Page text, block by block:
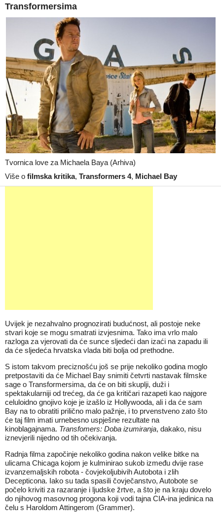
Transformersima
Tvornica love za Michaela Baya (Arhiva)
Više o filmska kritika, Transformers 4, Michael Bay
Uvijek je nezahvalno prognozirati budućnost, ali postoje neke
stvari koje se mogu smatrati izvjesnima. Tako ima vrlo malo
razloga za vjerovati da će sunce sljedeći dan izaći na zapadu ili
da će sljedeća hrvatska vlada biti bolja od prethodne.
S istom takvom preciznošću još se prije nekoliko godina moglo
pretpostaviti da će Michael Bay snimiti četvrti nastavak filmske
sage o Transformersima, da će on biti skuplji, duži i
spektakularniji od trećeg, da će ga kritičari razapeti kao najgore
celuloidno gnojivo koje je izašlo iz Hollywooda, ali i da će sam
Bay na to obratiti prilično malo pažnje, i to prvenstveno zato što
će taj film imati urnebesno uspješne rezultate na
kinoblagajnama. Transfomers: Doba izumiranja, dakako, nisu
iznevjerili nijedno od tih očekivanja.
Radnja filma započinje nekoliko godina nakon velike bitke na
ulicama Chicaga kojom je kulminirao sukob između dvije rase
izvanzemaljskih robota - čovjekoljubivih Autobota i zlih
Decepticona. Iako su tada spasili čovječanstvo, Autobote se
počelo kriviti za razaranje i ljudske žrtve, a što je na kraju dovelo
do njihovog masovnog progona koji vodi tajna CIA-ina jedinica na
čelu s Haroldom Attingerom (Grammer).